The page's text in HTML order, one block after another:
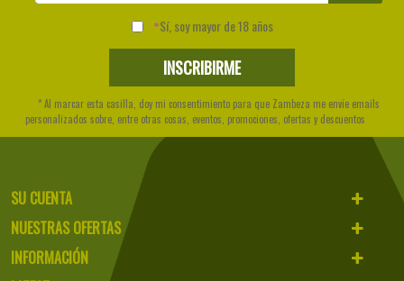
Sí, soy mayor de 18 años
* Al marcar esta casilla, doy mi consentimiento para que Zambeza me envíe emails
personalizados sobre, entre otras cosas, eventos, promociones, ofertas y descuentos
SU CUENTA
NUESTRAS OFERTAS
INFORMACIÓN